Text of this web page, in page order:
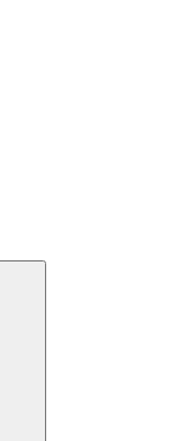
Suche: